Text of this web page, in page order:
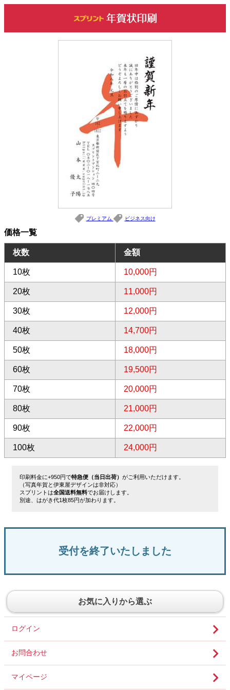
プレミアム ビジネス向け
価格一覧
枚数 金額
10枚 10,000円
20枚 11,000円
30枚 12,000円
40枚 14,700円
50枚 18,000円
60枚 19,500円
70枚 20,000円
80枚 21,000円
90枚 22,000円
100枚 24,000円
印刷料金に+950円で特急便（当日出荷） がご利用いただけます。
（写真年賀と伊東屋デザインは非対応）
スプリントは全国送料無料でお届けします。
別途、はがき代1枚85円が加わります。
受付を終了いたしました
お気に入りから選ぶ
ログイン
お問合わせ
マイページ